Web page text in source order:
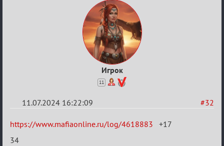
Игрок
11
#32
11.07.2024 16:22:09
Re:
20
https://www.mafiaonline.ru/log/4618883 +17
34